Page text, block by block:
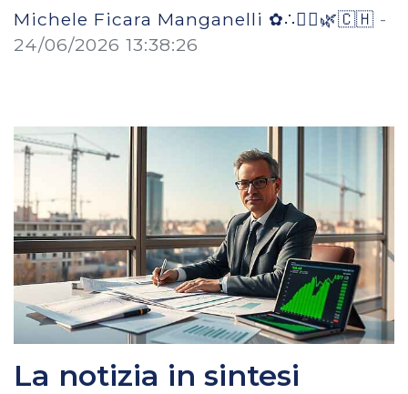
Michele Ficara Manganelli ✿∴♛🌿🇨🇭 -
24/06/2026 13:38:26
La notizia in sintesi